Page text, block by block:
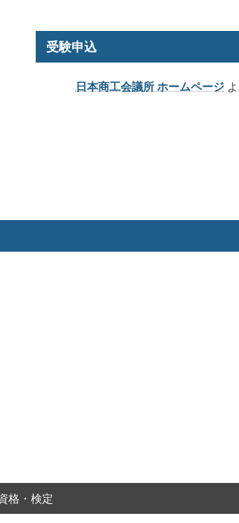
受験申込
日本商工会議所 ホームページよ
格・検定